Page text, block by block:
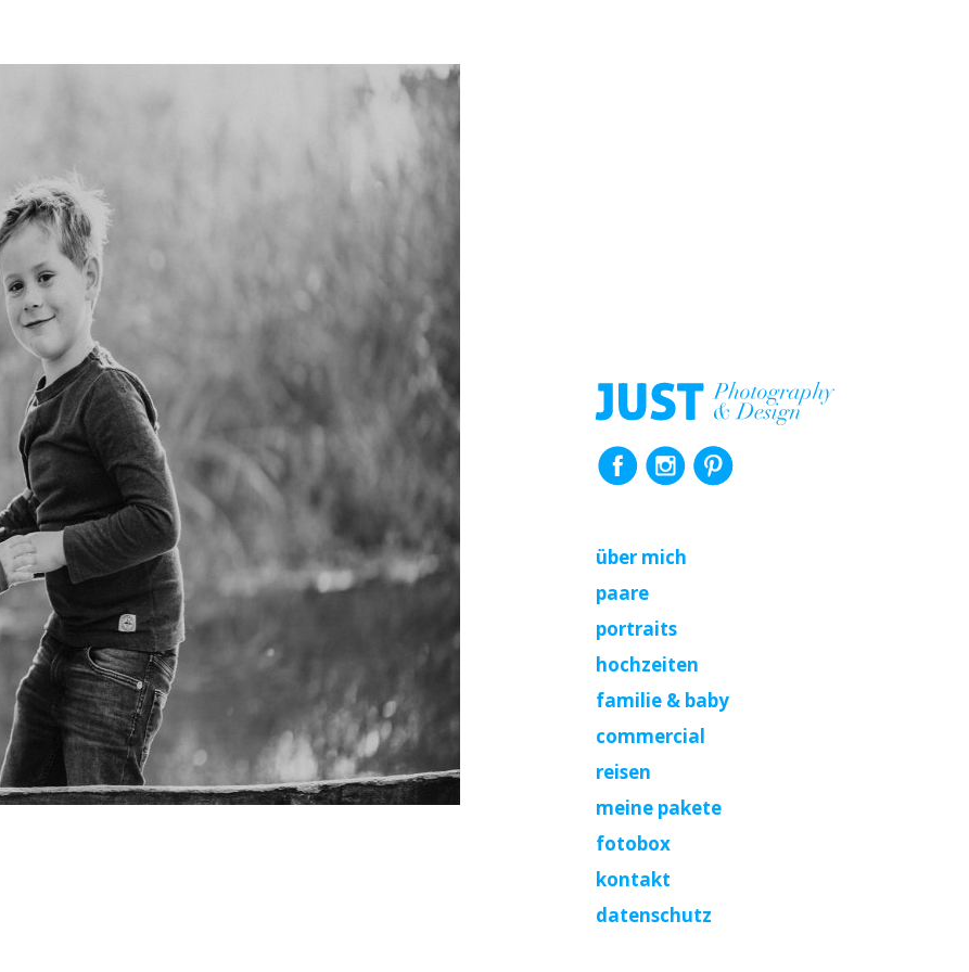
über mich
paare
portraits
hochzeiten
familie & baby
commercial
reisen
meine pakete
fotobox
kontakt
datenschutz